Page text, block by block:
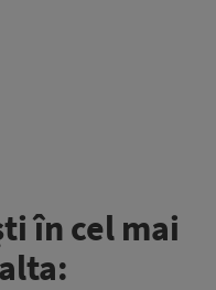
în cel mai